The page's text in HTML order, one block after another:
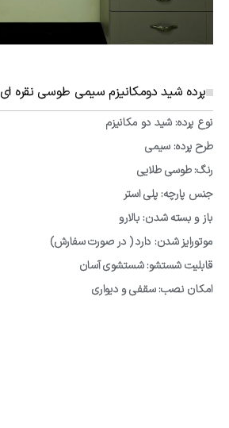
پرده شید دومکانیزم سیمی طوسی نقره ای 49-113090
نوع پرده: شید دو مکانیزم
طرح پرده: سیمی
رنگ: طوسی طلایی
جنس پارچه: پلی استر
باز و بسته شدن: بالارو
موتورایز شدن: دارد ( در صورت سفارش)
قابلیت شستشو: شستشوی آسان
امکان نصب: سقفی و دیواری